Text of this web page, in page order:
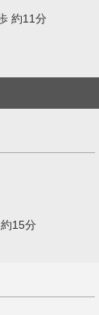
約11分
15分